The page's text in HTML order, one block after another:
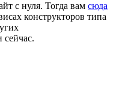
с нуля. Тогда вам сюда
конструкторов типа